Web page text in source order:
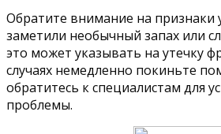
Обратите внимание на признаки
заметили необычный запах или
это может указывать на утечку
случаях немедленно покиньте
обратитесь к специалистам для
проблемы.